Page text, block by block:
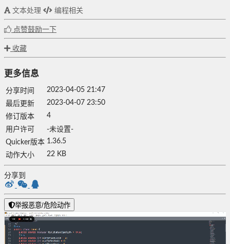
文本处理 编程相关
点赞鼓励一下
收藏
更多信息
分享时间
2023-04-05 21:47
最后更新
2023-04-07 23:50
修订版本
4
用户许可
-未设置-
Quicker版本 1.36.5
动作大小
22 KB
分享到
举报恶意/危险动作